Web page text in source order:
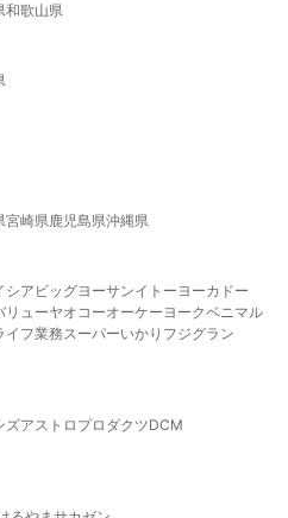
和歌山県
宮崎県鹿児島県沖縄県
シア ビッグヨーサンイトーヨーカドー
リューヤオコーオーケー ヨークベニマル
イフ業務スーパーいかり フジグラン
ズアストロプロダクツDCM